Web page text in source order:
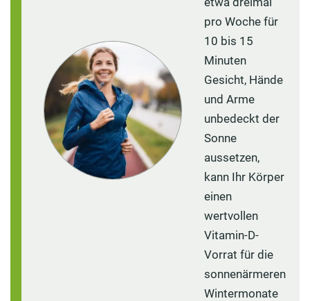
pro Woche für
10 bis 15
Minuten
Gesicht, Hände
und Arme
unbedeckt der
Sonne
aussetzen,
kann Ihr Körper
einen
wertvollen
Vitamin-D-
Vorrat für die
sonnenärmeren
Wintermonate